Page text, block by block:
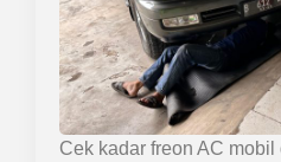
Cek kadar freon AC